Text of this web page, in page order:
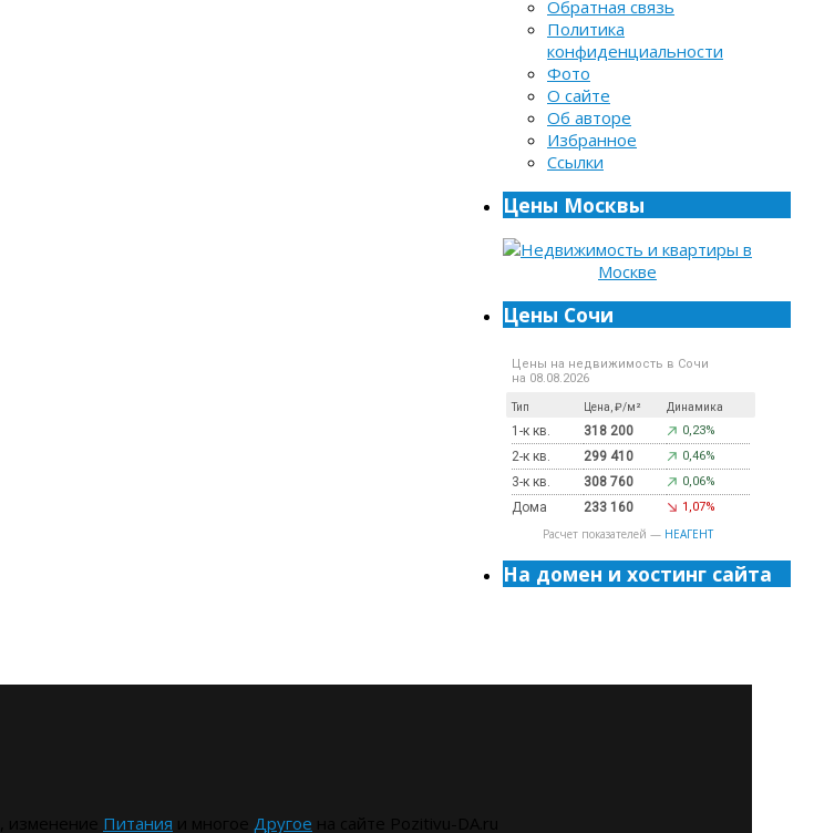
Обратная связь
Политика
конфиденциальности
Фото
О сайте
Об авторе
Избранное
Ссылки
Цены Москвы
Цены Сочи
Цены на недвижимость в Сочи
на 08.08.2026
Тип Цена, ₽/м² Динамика
1-к кв. 318 200 0,23%
2-к кв. 299 410 0,46%
3-к кв. 308 760 0,06%
Дома 233 160 1,07%
Расчет показателей — НЕАГЕНТ
На домен и хостинг сайта
Питания Другое